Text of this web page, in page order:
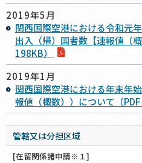
2019年5月
関西国際空港における令和元
出入（帰）国者数【速報値（
198KB）
2019年1月
関西国際空港における年末年
報値（概数））について（PDF
管轄又は分担区域
[在留関係諸申請※１]